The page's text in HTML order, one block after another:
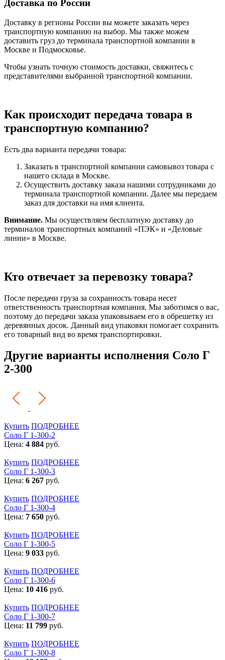
Доставка по России
Доставку в регионы России вы можете заказать через
транспортную компанию на выбор. Мы также можем
доставить груз до терминала транспортной компании в
Москве и Подмосковье.
Чтобы узнать точную стоимость доставки, свяжитесь с
представителями выбранной транспортной компании.
Как происходит передача товара в
транспортную компанию?
Есть два варианта передачи товара:
Заказать в транспортной компании самовывоз товара с
нашего склада в Москве.
Осуществить доставку заказа нашими сотрудниками до
терминала транспортной компании. Далее мы передаем
заказ для доставки на имя клиента.
Внимание. Мы осуществляем бесплатную доставку до
терминалов транспортных компаний «ПЭК» и «Деловые
линии» в Москве.
Кто отвечает за перевозку товара?
После передачи груза за сохранность товара несет
ответственность транспортная компания. Мы заботимся о вас,
поэтому до передачи заказа упаковываем его в обрешетку из
деревянных досок. Данный вид упаковки помогает сохранить
его товарный вид во время транспортировки.
Другие варианты исполнения Соло Г
2-300
Купить ПОДРОБНЕЕ
Соло Г 1-300-2
Цена: 4 884 руб.
Купить ПОДРОБНЕЕ
Соло Г 1-300-3
Цена: 6 267 руб.
Купить ПОДРОБНЕЕ
Соло Г 1-300-4
Цена: 7 650 руб.
Купить ПОДРОБНЕЕ
Соло Г 1-300-5
Цена: 9 033 руб.
Купить ПОДРОБНЕЕ
Соло Г 1-300-6
Цена: 10 416 руб.
Купить ПОДРОБНЕЕ
Соло Г 1-300-7
Цена: 11 799 руб.
Купить ПОДРОБНЕЕ
Соло Г 1-300-8